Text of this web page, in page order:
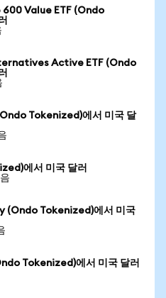
Value ETF (Ondo
Active ETF (Ondo
Tokenized)에서 미국 달
에서 미국 달러
Tokenized)에서 미국
Tokenized)에서 미국 달러